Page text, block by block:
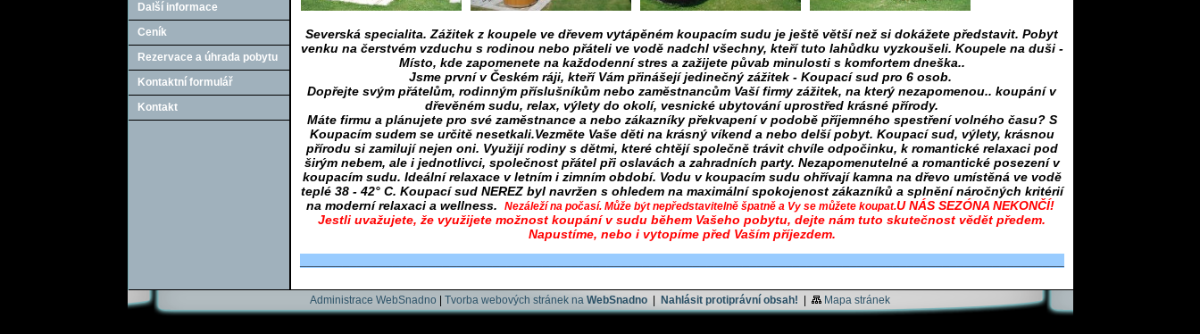
Další informace
Ceník
Rezervace a úhrada pobytu
Kontaktní formulář
Kontakt
Severská specialita. Zážitek z koupele ve dřevem vytápěném koupacím sudu je ještě větší než si dokážete představit. Pobyt
venku na čerstvém vzduchu s rodinou nebo přáteli ve vodě nadchl všechny, kteří tuto lahůdku vyzkoušeli. Koupele na duši -
Místo, kde zapomenete na každodenní stres a zažijete půvab minulosti s komfortem dneška..
Jsme první v Českém ráji, kteří Vám přinášejí jedinečný zážitek - Koupací sud pro 6 osob.
Dopřejte svým přátelům, rodinným příslušníkům nebo zaměstnancům Vaší firmy zážitek, na který nezapomenou.. koupání v
dřevěném sudu, relax, výlety do okolí, vesnické ubytování uprostřed krásné přírody.
Máte firmu a plánujete pro své zaměstnance a nebo zákazníky překvapení v podobě příjemného spestření volného času? S
Koupacím sudem se určitě nesetkali.Vezměte Vaše děti na krásný víkend a nebo delší pobyt. Koupací sud, výlety, krásnou
přírodu si zamilují nejen oni. Využijírodiny s dětmi, které chtějí společně trávit chvíle odpočinku, k romantické relaxaci pod
širým nebem, ale i jednotlivci, společnost přátel při oslavách a zahradních party. Nezapomenutelné a romantické posezení v
koupacím sudu. Ideální relaxace v letním i zimním období. Vodu v koupacím sudu ohřívají kamna na dřevo umístěná ve vodě
teplé 38 - 42° C. Koupací sud NEREZbyl navržen s ohledem na maximální spokojenost zákazníků a splnění náročných kritérií
na moderní relaxaci a wellness.
Nezáleží na počasí. Může být nepředstavitelně špatně a Vy se můžete koupat.U NÁS SEZÓNA NEKONČÍ!
Jestli uvažujete, že využijete možnost koupání v sudu během Vašeho pobytu, dejte nám tuto skutečnost vědět předem.
Napustíme, nebo i vytopíme před Vaším příjezdem.
Administrace WebSnadno Tvorba webových stránek na WebSnadno Nahlásit protiprávní obsah! Mapa stránek